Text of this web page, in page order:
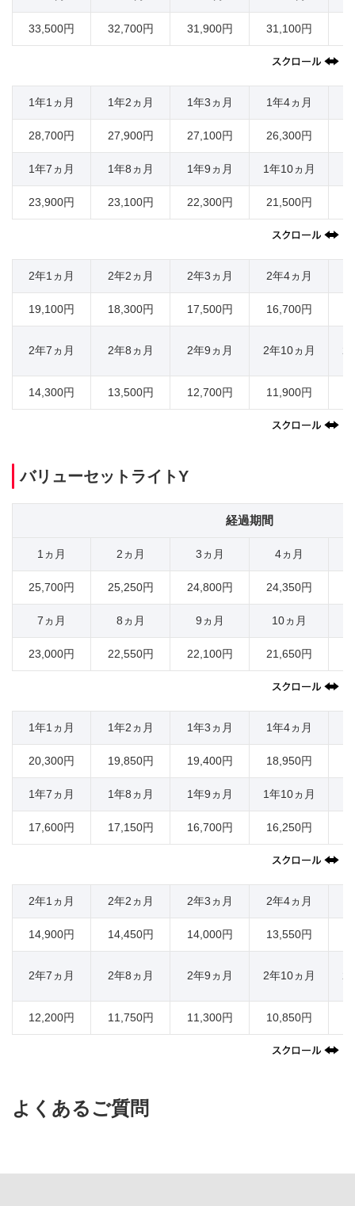
33,500円 32,700円 31,900円 31,100円
1年1ヵ月 1年2ヵ月 1年3ヵ月 1年4ヵ月
28,700円 27,900円 27,100円 26,300円
1年7ヵ月 1年8ヵ月 1年9ヵ月 1年10ヵ月
23,900円 23,100円 22,300円 21,500円
2年1ヵ月 2年2ヵ月 2年3ヵ月 2年4ヵ月
19,100円 18,300円 17,500円 16,700円
2年7ヵ月 2年8ヵ月 2年9ヵ月 2年10ヵ月 2
14,300円 13,500円 12,700円 11,900円
バリューセットライトY
経過期間
1ヵ月 2ヵ月 3ヵ月 4ヵ月
25,700円 25,250円 24,800円 24,350円
7ヵ月 8ヵ月 9ヵ月 10ヵ月
23,000円 22,550円 22,100円 21,650円
1年1ヵ月 1年2ヵ月 1年3ヵ月 1年4ヵ月
20,300円 19,850円 19,400円 18,950円
1年7ヵ月 1年8ヵ月 1年9ヵ月 1年10ヵ月
17,600円 17,150円 16,700円 16,250円
2年1ヵ月 2年2ヵ月 2年3ヵ月 2年4ヵ月
14,900円 14,450円 14,000円 13,550円
2年7ヵ月 2年8ヵ月 2年9ヵ月 2年10ヵ月 2
12,200円 11,750円 11,300円 10,850円
よくあるご質問